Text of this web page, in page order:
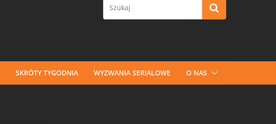
SKRÓTY TYGODNIA WYZWANIA SERIALOWE O NAS